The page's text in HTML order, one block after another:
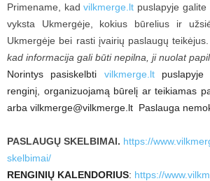
Primename, kadvilkmerge.lt puslapyje
vyksta Ukmergėje, kokius būrelius ir
Ukmergėje bei rasti įvairių paslaugų teikėjus.
kad informacija gali būti nepilna, ji nuolat
Norintys pasiskelbti vilkmerge.ltpuslapyje
renginį, organizuojamą būrelį ar teikiamas
arba vilkmerge@vilkmerge.lt Paslauga
PASLAUGŲ SKELBIMAI. https://
skelbimai/
RENGINIŲ KALENDORIUS: https://